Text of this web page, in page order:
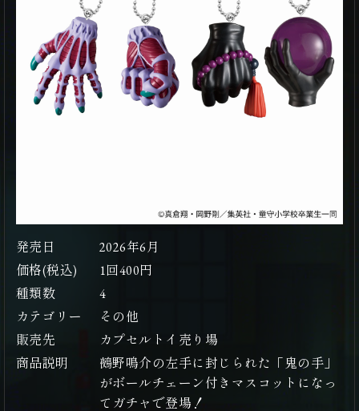
発売日
2026年6月
価格(税込)
1回400円
種類数
4
カテゴリー
その他
販売先
カプセルトイ売り場
商品説明
鵺野鳴介の左手に封じられた「鬼の手」
がボールチェーン付きマスコットになっ
てガチャで登場！